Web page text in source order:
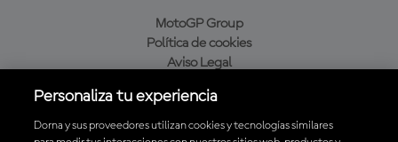
MotoGP Group
Política de cookies
Aviso Legal
Política de compra
Personaliza tu experiencia
Dorna y sus proveedores utilizan cookies y tecnologías similares